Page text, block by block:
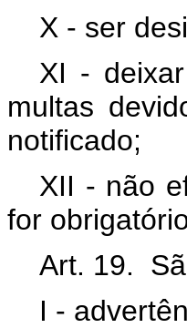
X - ser
XI -
multas
notificado;
XII - não
for
Art. 19.
I -